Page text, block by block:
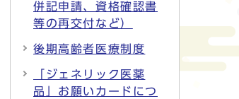
併記申請、資格確認書
等の再交付など）
後期高齢者医療制度
「ジェネリック医薬
品」お願いカードにつ